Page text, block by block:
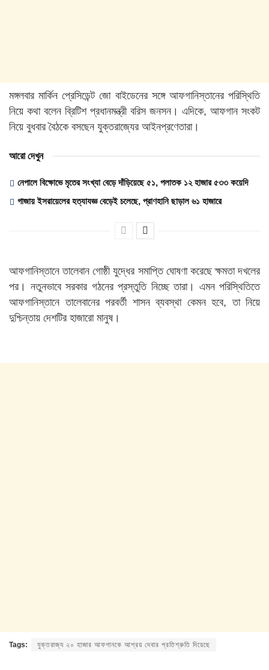
মঙ্গলবার মার্কিন প্রেসিডেন্ট জো বাইডেনের সঙ্গে আফগানিস্তানের পরিস্থিতি
নিয়ে কথা বলেন ব্রিটিশ প্রধানমন্ত্রী বরিস জনসন। এদিকে, আফগান সংকট
নিয়ে বুধবার বৈঠকে বসছেন যুক্তরাজ্যের আইনপ্রণেতারা।
আরো দেখুন
নেপালে বিক্ষোভে মৃতের সংখ্যা বেড়ে দাঁড়িয়েছে ৫১, পলাতক ১২ হাজার ৫৩৩ কয়েদি
গাজায় ইসরায়েলের হত্যাযজ্ঞ বেড়েই চলেছে, প্রাণহানি ছাড়াল ৬১ হাজারে
আফগানিস্তানে তালেবান গোষ্ঠী যুদ্ধের সমাপ্তি ঘোষণা করেছে ক্ষমতা দখলের
পর। নতুনভাবে সরকার গঠনের প্রস্তুতি নিচ্ছে তারা। এমন পরিস্থিতিতে
আফগানিস্তানে তালেবানের পরবর্তী শাসন ব্যবস্থা কেমন হবে, তা নিয়ে
দুশ্চিন্তায় দেশটির হাজারো মানুষ।
Tags: যুক্তরাজ্য ২০ হাজার আফগানকে আশ্রয় দেবার প্রতিশ্রুতি দিয়েছে